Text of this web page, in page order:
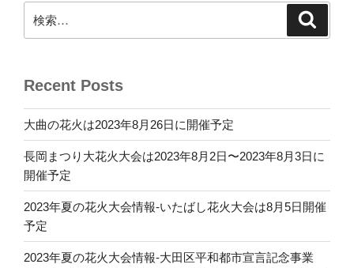
索:
Recent Posts
大曲の花火は2023年8月26日に開催予定
長岡まつり大花火大会は2023年8月2日〜2023年8月3日に
開催予定
2023年夏の花火大会情報-いたばし花火大会は8月5日開催
予定
2023年夏の花火大会情報-大田区平和都市宣言記念事業